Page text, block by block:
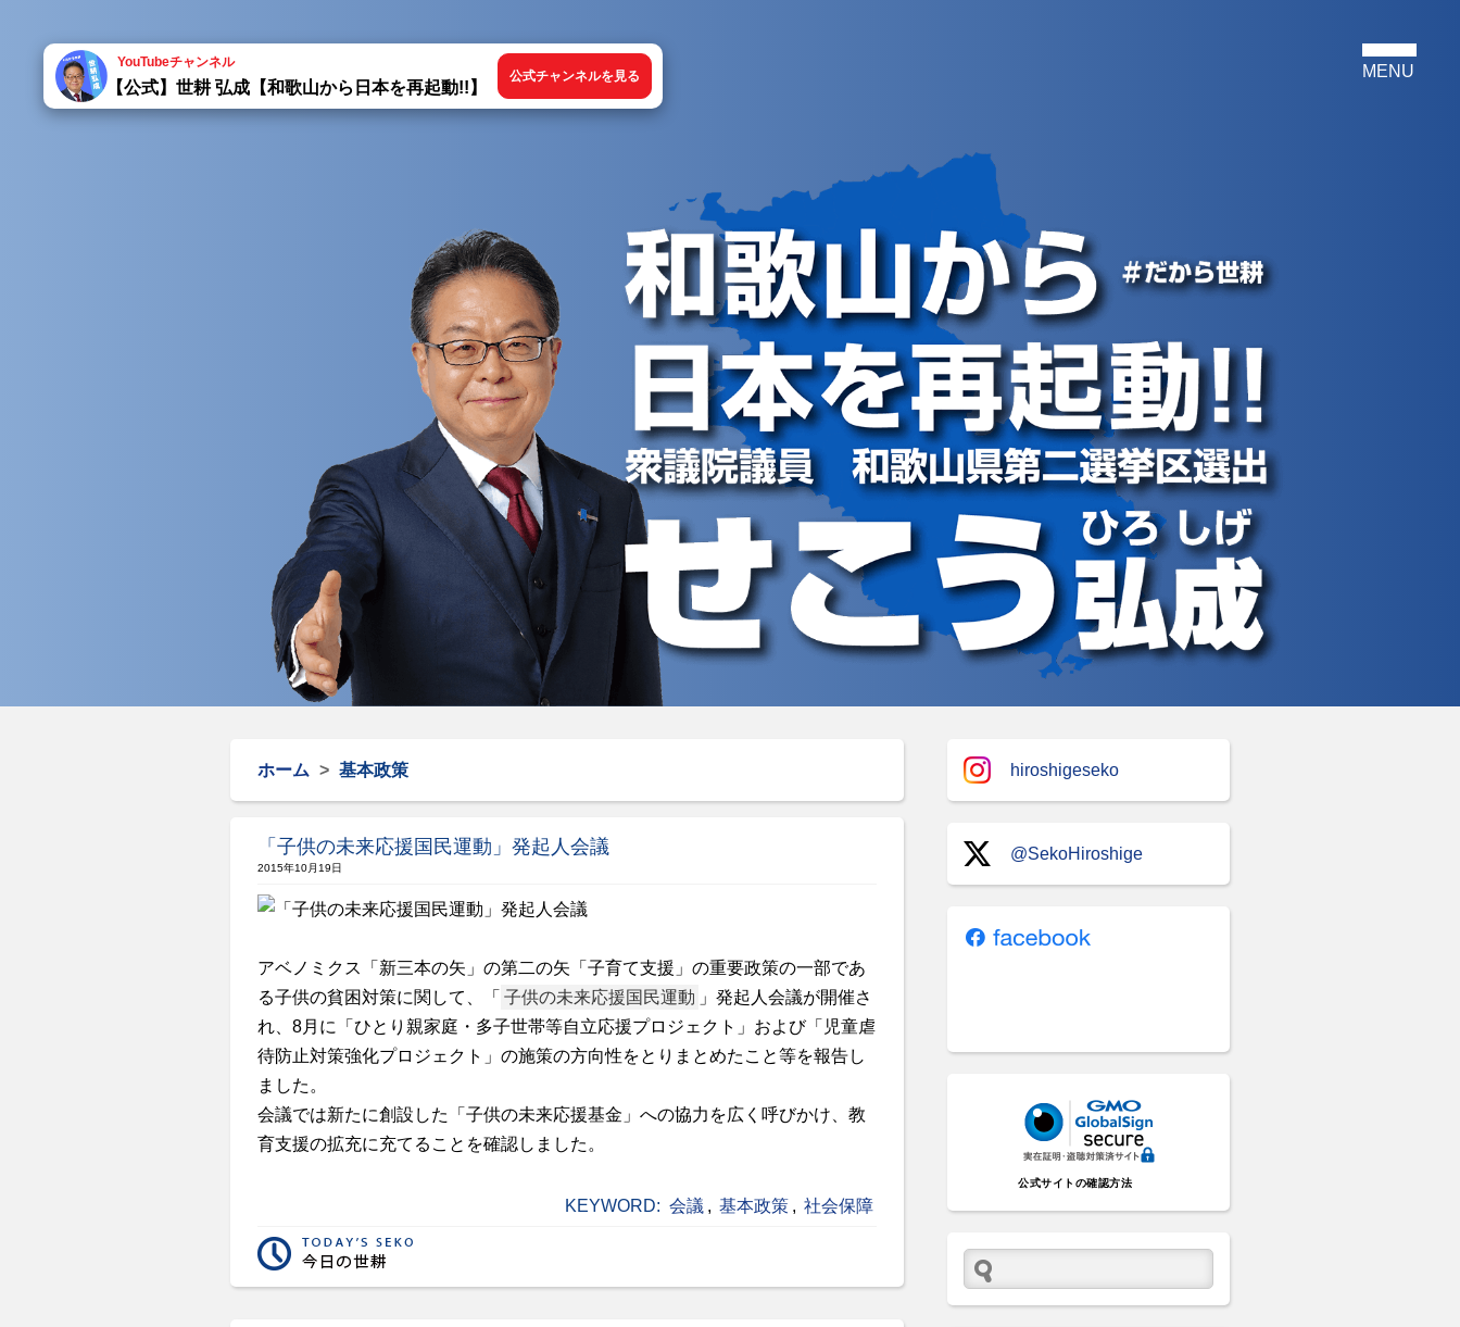
YouTubeチャンネル
【公式】世耕 弘成【和歌山から日本を再起動!!】
公式チャンネルを見る
ホーム > 基本政策
「子供の未来応援国民運動」発起人会議
2015年10月19日
アベノミクス「新三本の矢」の第二の矢「子育て支援」の重要政策の一部であ
る子供の貧困対策に関して、「 子供の未来応援国民運動 」発起人会議が開催さ
れ、8月に「ひとり親家庭・多子世帯等自立応援プロジェクト」および「児童虐
待防止対策強化プロジェクト」の施策の方向性をとりまとめたこと等を報告し
ました。
会議では新たに創設した「子供の未来応援基金」への協力を広く呼びかけ、教
育支援の拡充に充てることを確認しました。
KEYWORD: 会議 , 基本政策 , 社会保障
hiroshigeseko
@SekoHiroshige
公式サイトの確認方法